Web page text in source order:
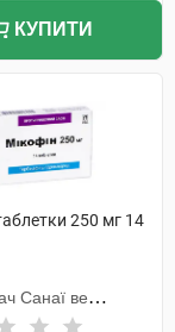
КУПИТИ
250 мг 14
Санаї ве